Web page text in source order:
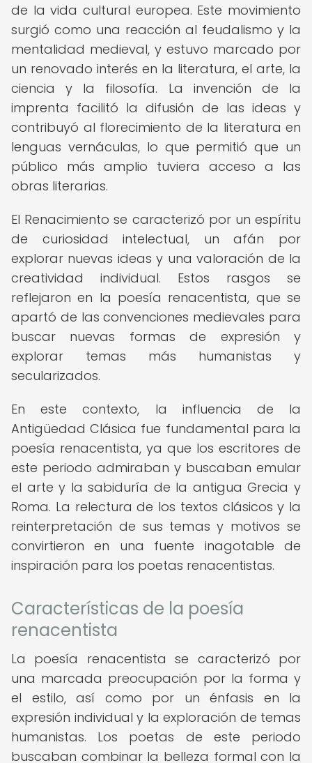
de la vida cultural europea. Este movimiento
surgió como una reacción al feudalismo y la
mentalidad medieval, y estuvo marcado por
un renovado interés en la literatura, el arte, la
ciencia y la filosofía. La invención de la
imprenta facilitó la difusión de las ideas y
contribuyó al florecimiento de la literatura en
lenguas vernáculas, lo que permitió que un
público más amplio tuviera acceso a las
obras literarias.
El Renacimiento se caracterizó por un espíritu
de curiosidad intelectual, un afán por
explorar nuevas ideas y una valoración de la
creatividad individual. Estos rasgos se
reflejaron en la poesía renacentista, que se
apartó de las convenciones medievales para
buscar nuevas formas de expresión y
explorar temas más humanistas y
secularizados.
En este contexto, la influencia de la
Antigüedad Clásica fue fundamental para la
poesía renacentista, ya que los escritores de
este periodo admiraban y buscaban emular
el arte y la sabiduría de la antigua Grecia y
Roma. La relectura de los textos clásicos y la
reinterpretación de sus temas y motivos se
convirtieron en una fuente inagotable de
inspiración para los poetas renacentistas.
Características de la poesía
renacentista
La poesía renacentista se caracterizó por
una marcada preocupación por la forma y
el estilo, así como por un énfasis en la
expresión individual y la exploración de temas
humanistas. Los poetas de este periodo
buscaban combinar la belleza formal con la